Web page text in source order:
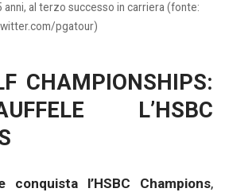
anni, al terzo successo in carriera (fonte:
pgatour)
CHAMPIONSHIPS:
L’HSBC
conquista l’HSBC Champions,